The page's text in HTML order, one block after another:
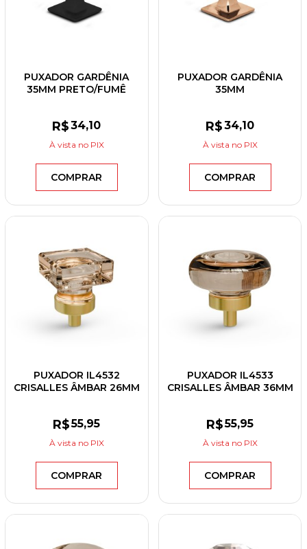
PUXADOR GARDÊNIA
35MM PRETO/FUMÊ
R$34,10
À vista no PIX
COMPRAR
PUXADOR GARDÊNIA
35MM
R$34,10
À vista no PIX
COMPRAR
PUXADOR IL4532
CRISALLES ÂMBAR 26MM
R$55,95
À vista no PIX
COMPRAR
PUXADOR IL4533
CRISALLES ÂMBAR 36MM
R$55,95
À vista no PIX
COMPRAR